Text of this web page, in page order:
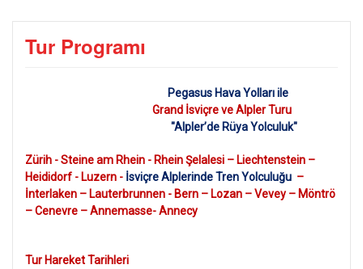
Tur Programı
Pegasus Hava Yolları ile
Grand İsviçre ve Alpler Turu
"Alpler’de Rüya Yolculuk"
Zürih - Steine am Rhein - Rhein Şelalesi – Liechtenstein –
Heididorf - Luzern - İsviçre Alplerinde Tren Yolculuğu –
İnterlaken – Lauterbrunnen - Bern – Lozan – Vevey – Möntrö
– Cenevre – Annemasse- Annecy
Tur Hareket Tarihleri